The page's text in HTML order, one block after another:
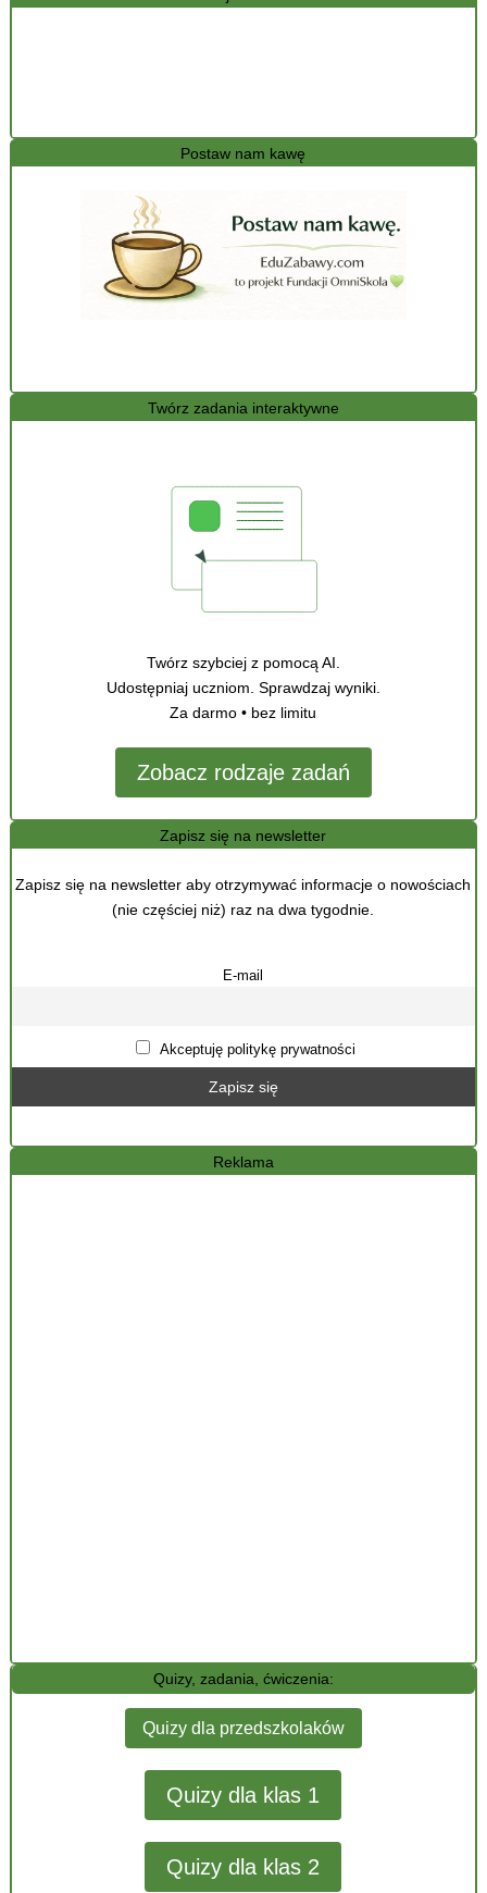
Postaw nam kawę
Twórz zadania interaktywne
Twórz szybciej z pomocą AI.
Udostępniaj uczniom. Sprawdzaj wyniki.
Za darmo • bez limitu
Zobacz rodzaje zadań
Zapisz się na newsletter
Zapisz się na newsletter aby otrzymywać informacje o nowościach
(nie częściej niż) raz na dwa tygodnie.
E-mail
Akceptuję politykę prywatności
Reklama
Quizy, zadania, ćwiczenia:
Quizy dla przedszkolaków
Quizy dla klas 1
Quizy dla klas 2